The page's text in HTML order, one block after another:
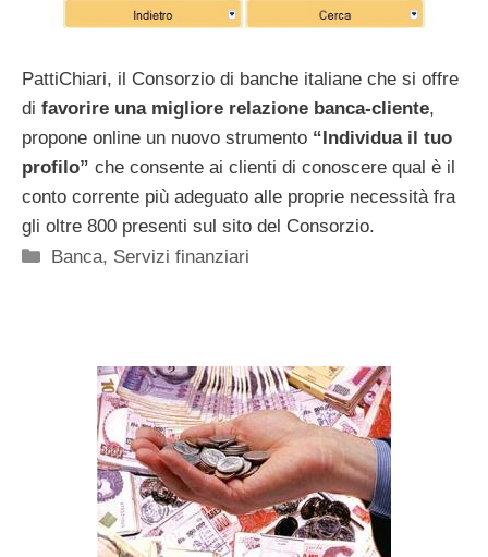
PattiChiari, il Consorzio di banche italiane che si offre
di favorire una migliore relazione banca-cliente,
propone online un nuovo strumento “Individua il tuo
profilo” che consente ai clienti di conoscere qual è il
conto corrente più adeguato alle proprie necessità fra
gli oltre 800 presenti sul sito del Consorzio.
Categorie
Banca, Servizi finanziari